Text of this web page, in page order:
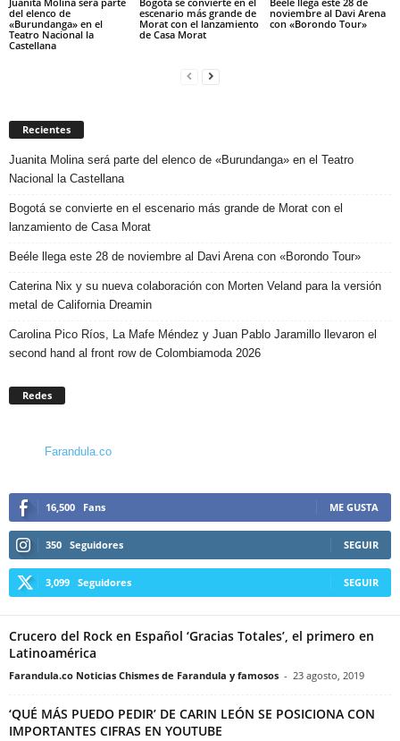
del elenco de
«Burundanga» en el
Teatro Nacional la
Castellana
escenario más grande de
Morat con el lanzamiento
de Casa Morat
noviembre al Davi Arena
con «Borondo Tour»
Recientes
Juanita Molina será parte del elenco de «Burundanga» en el Teatro
Nacional la Castellana
Bogotá se convierte en el escenario más grande de Morat con el
lanzamiento de Casa Morat
Beéle llega este 28 de noviembre al Davi Arena con «Borondo Tour»
Caterina Nix y su nueva colaboración con Morten Veland para la versión
metal de California Dreamin
Carolina Pico Ríos, La Mafe Méndez y Juan Pablo Jaramillo llevaron el
second hand al front row de Colombiamoda 2026
Redes
Farandula.co
16,500 Fans ME GUSTA
350 Seguidores SEGUIR
3,099 Seguidores SEGUIR
Crucero del Rock en Español ‘Gracias Totales’, el primero en
Latinoamérica
Farandula.co Noticias Chismes de Farandula y famosos - 23 agosto, 2019
‘QUÉ MÁS PUEDO PEDIR’ DE CARIN LEÓN SE POSICIONA CON
IMPORTANTES CIFRAS EN YOUTUBE